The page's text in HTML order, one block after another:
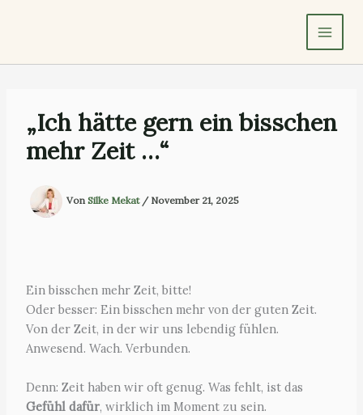
„Ich hätte gern ein bisschen
mehr Zeit …“
Von Silke Mekat / November 21, 2025
Ein bisschen mehr Zeit, bitte!
Oder besser: Ein bisschen mehr von der guten Zeit.
Von der Zeit, in der wir uns lebendig fühlen.
Anwesend. Wach. Verbunden.
Denn: Zeit haben wir oft genug. Was fehlt, ist das
Gefühl dafür, wirklich im Moment zu sein.